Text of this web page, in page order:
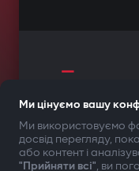
Автозапуск
—
ТВОЯ
Ми цінуємо вашу
Ми використовуємо
досвід перегляду,
або контент і
"Прийняти всі", ви